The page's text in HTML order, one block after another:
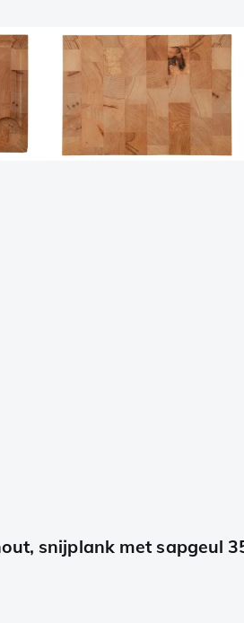
snijplank met sapgeul